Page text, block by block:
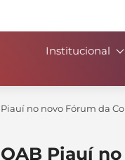
Institucional
Piauí no novo Fórum da
OAB Piauí